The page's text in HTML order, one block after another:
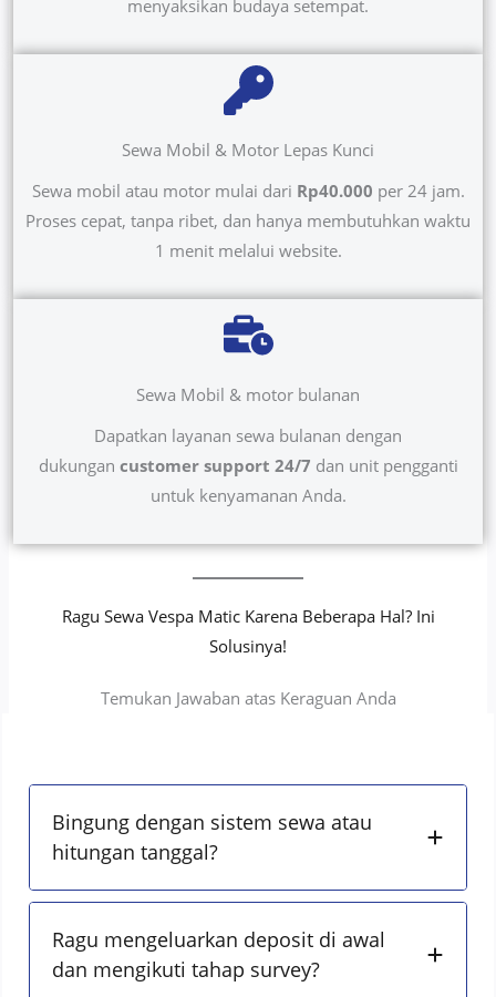
menyaksikan budaya setempat.
Sewa Mobil & Motor Lepas Kunci
Sewa mobil atau motor mulai dari Rp40.000 per 24 jam.
Proses cepat, tanpa ribet, dan hanya membutuhkan waktu
1 menit melalui website.
Sewa Mobil & motor bulanan
Dapatkan layanan sewa bulanan dengan
dukungan customer support 24/7 dan unit pengganti
untuk kenyamanan Anda.
Ragu Sewa Vespa Matic Karena Beberapa Hal? Ini
Solusinya!
Temukan Jawaban atas Keraguan Anda
Bingung dengan sistem sewa atau
hitungan tanggal?
Ragu mengeluarkan deposit di awal
dan mengikuti tahap survey?